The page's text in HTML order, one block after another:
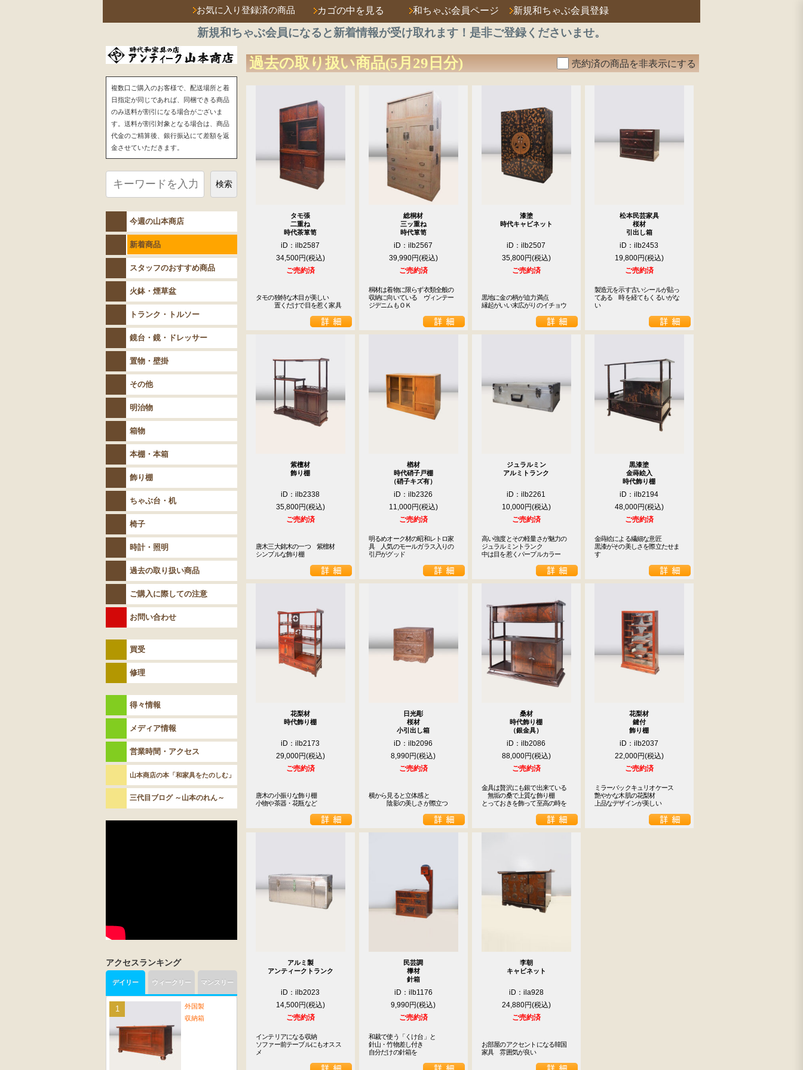
お気に入り登録済の商品 カゴの中を見る 和ちゃぶ会員ページ 新規和ちゃぶ会員登録
新規和ちゃぶ会員になると新着情報が受け取れます！是非ご登録くださいませ。
過去の取り扱い商品(5月29日分) 売約済の商品を非表示にする
タモ張
二重ね
時代茶箪笥
iD：ilb2587
34,500円
ご売約済
タモの独特な木目が美しい
置くだけで目を惹く家具
総桐材
三ッ重ね
時代箪笥
iD：ilb2567
39,990円
ご売約済
桐材は着物に限らず衣類全般の
収納に向いている　ヴィンテー
ジデニムもＯＫ
漆塗
時代キャビネット
iD：ilb2507
35,800円
ご売約済
黒地に金の柄が迫力満点
縁起がいい末広がりのイチョウ
松本民芸家具
桜材
引出し箱
iD：ilb2453
19,800円
ご売約済
製造元を示す古いシールが貼っ
てある　時を経てもくるいがな
い
紫檀材
飾り棚
iD：ilb2338
35,800円
ご売約済
唐木三大銘木の一つ　紫檀材
シンプルな飾り棚
楢材
時代硝子戸棚
（硝子キズ有）
iD：ilb2326
11,000円
ご売約済
明るめオーク材の昭和レトロ家
具　人気のモールガラス入りの
引戸がグッド
ジュラルミン
アルミトランク
iD：ilb2261
10,000円
ご売約済
高い強度とその軽量さが魅力の
ジュラルミントランク
中は目を惹くパープルカラー
黒漆塗
金蒔絵入
時代飾り棚
iD：ilb2194
48,000円
ご売約済
金蒔絵による繊細な意匠
黒漆がその美しさを際立たせま
す
花梨材
時代飾り棚
iD：ilb2173
29,000円
ご売約済
唐木の小振りな飾り棚
小物や茶器・花瓶など
日光彫
桜材
小引出し箱
iD：ilb2096
8,990円
ご売約済
横から見ると立体感と
陰影の美しさが際立つ
桑材
時代飾り棚
（銀金具）
iD：ilb2086
88,000円
ご売約済
金具は贅沢にも銀で出来ている
無垢の桑で上質な飾り棚
とっておきを飾って至高の時を
花梨材
鍵付
飾り棚
iD：ilb2037
22,000円
ご売約済
ミラーバックキュリオケース
艶やかな木肌の花梨材
上品なデザインが美しい
アルミ製
アンティークトランク
iD：ilb2023
14,500円
ご売約済
インテリアになる収納
ソファー前テーブルにもオスス
メ
民芸調
﨔材
針箱
iD：ilb1176
9,990円
ご売約済
和裁で使う「くけ台」と
針山・竹物差し付き
自分だけの針箱を
李朝
キャビネット
iD：ila928
24,880円
ご売約済
お部屋のアクセントになる韓国
家具　雰囲気が良い
複数口ご購入のお客様で、配送場所と着
日指定が同じであれば、同梱できる商品
のみ送料が割引になる場合がございま
す。送料が割引対象となる場合は、商品
代金のご精算後、銀行振込にて差額を返
金させていただきます。
検索
今週の山本商店
新着商品
スタッフのおすすめ商品
火鉢・煙草盆
トランク・トルソー
鏡台・鏡・ドレッサー
置物・壁掛
その他
明治物
箱物
本棚・本箱
飾り棚
ちゃぶ台・机
椅子
時計・照明
過去の取り扱い商品
ご購入に際しての注意
お問い合わせ
買受
修理
得々情報
メディア情報
営業時間・アクセス
山本商店の本「和家具をたのしむ」
三代目ブログ ～山本のれん～
アクセスランキング
デイリー
外国製
収納箱
ウィークリー マンスリー